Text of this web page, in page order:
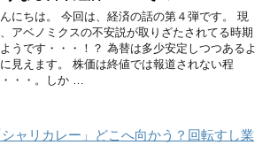
にちは。 今回は、経済の話の第４弾です。 現
アベノミクスの不安説が取りざたされてる時期
うです・・・！？ 為替は多少安定しつつあるよ
見えます。 株価は終値では報道されない程
・・。しか …
シャリカレー」どこへ向かう？回転すし業